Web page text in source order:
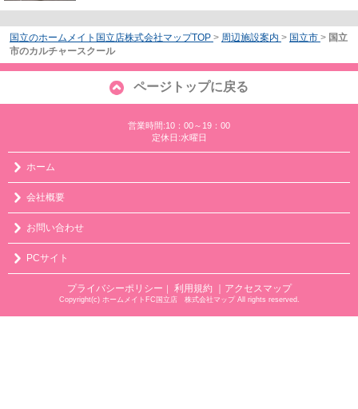
国立のホームメイト国立店株式会社マップTOP > 周辺施設案内 > 国立市 > 国立
市のカルチャースクール
ページトップに戻る
営業時間:10：00～19：00
定休日:水曜日
ホーム
会社概要
お問い合わせ
PCサイト
プライバシーポリシー ｜ 利用規約 ｜アクセスマップ
Copyright(c) ホームメイトFC国立店 株式会社マップ All rights reserved.